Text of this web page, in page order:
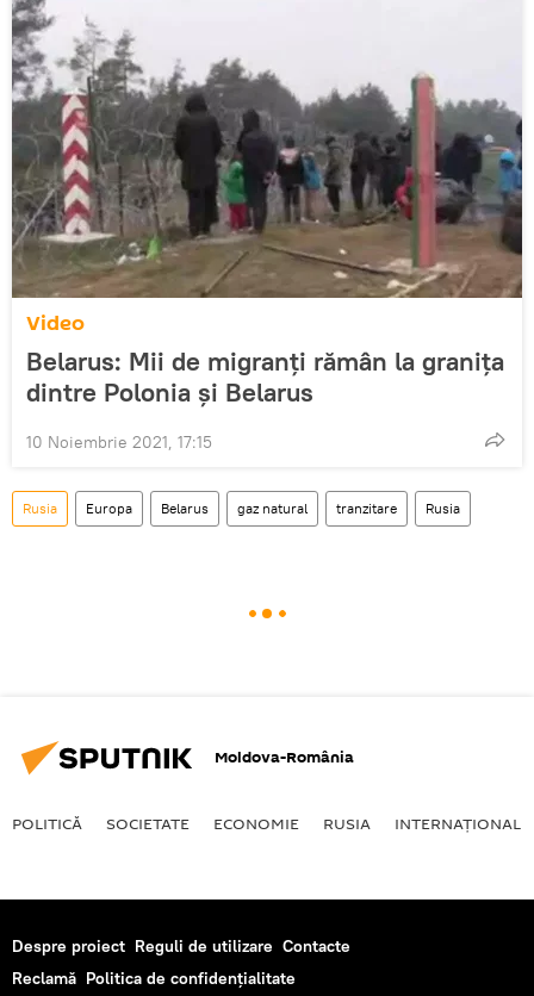
Video
Belarus: Mii de migranți rămân la granița
dintre Polonia și Belarus
10 Noiembrie 2021, 17:15
Rusia Europa Belarus gaz natural tranzitare Rusia
Moldova-România
POLITICĂ SOCIETATE ECONOMIE RUSIA INTERNAŢIONAL
Despre proiect Reguli de utilizare Contacte
Reclamă Politica de confidențialitate